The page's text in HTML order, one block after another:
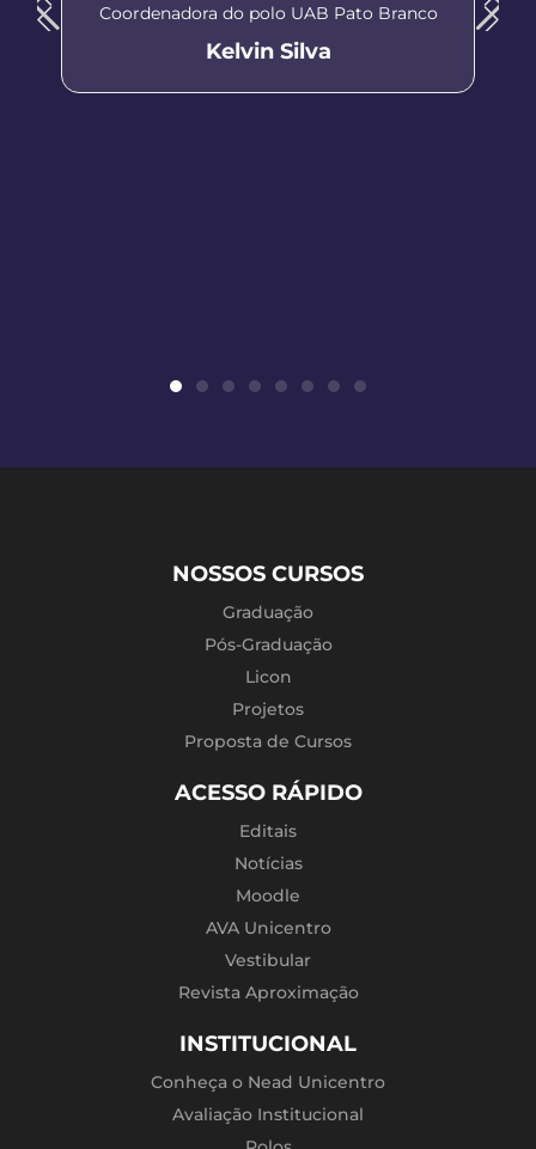
Coordenadora do polo UAB Pato Branco
Kelvin Silva
NOSSOS CURSOS
Graduação
Pós-Graduação
Licon
Projetos
Proposta de Cursos
ACESSO RÁPIDO
Editais
Notícias
Moodle
AVA Unicentro
Vestibular
Revista Aproximação
INSTITUCIONAL
Conheça o Nead Unicentro
Avaliação Institucional